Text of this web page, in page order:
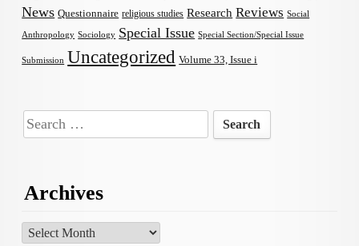
News Questionnaire religious studies Research Reviews Social
Anthropology Sociology Special Issue Special Section/Special Issue
Submission Uncategorized Volume 33, Issue i
Search
for:
Archives
Archives